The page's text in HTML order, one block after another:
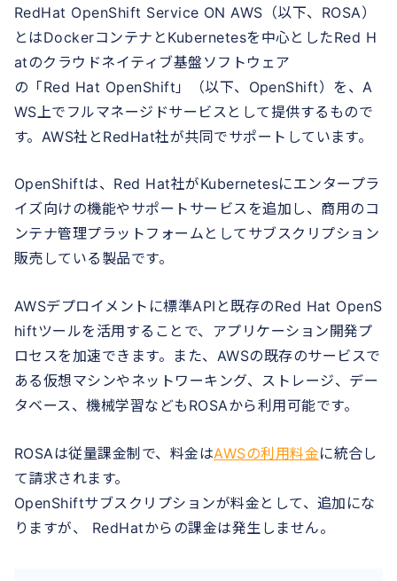
RedHat OpenShift Service ON AWS（以下、ROSA）
とはDockerコンテナとKubernetesを中心としたRed H
atのクラウドネイティブ基盤ソフトウェア
の「Red Hat OpenShift」（以下、OpenShift）を、A
WS上でフルマネージドサービスとして提供するもので
す。AWS社とRedHat社が共同でサポートしています。
OpenShiftは、Red Hat社がKubernetesにエンタープラ
イズ向けの機能やサポートサービスを追加し、商用のコ
ンテナ管理プラットフォームとしてサブスクリプション
販売している製品です。
AWSデプロイメントに標準APIと既存のRed Hat OpenS
hiftツールを活用することで、アプリケーション開発プ
ロセスを加速できます。また、AWSの既存のサービスで
ある仮想マシンやネットワーキング、ストレージ、デー
タベース、機械学習などもROSAから利用可能です。
ROSAは従量課金制で、料金はAWSの利用料金に統合し
て請求されます。
OpenShiftサブスクリプションが料金として、追加にな
りますが、 RedHatからの課金は発生しません。